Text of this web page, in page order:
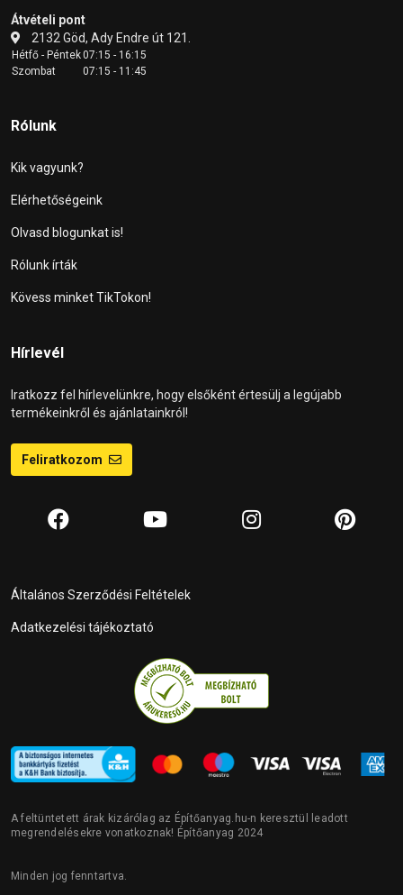
Átvételi pont
2132 Göd, Ady Endre út 121.
Hétfő - Péntek07:15 - 16:15
Szombat
07:15 - 11:45
Rólunk
Kik vagyunk?
Elérhetőségeink
Olvasd blogunkat is!
Rólunk írták
Kövess minket TikTokon!
Hírlevél
Iratkozz fel hírlevelünkre, hogy elsőként értesülj a legújabb
termékeinkről és ajánlatainkról!
Feliratkozom
Általános Szerződési Feltételek
Adatkezelési tájékoztató
A feltüntetett árak kizárólag az Építőanyag.hu-n keresztül leadott
megrendelésekre vonatkoznak! Építőanyag 2024
Minden jog fenntartva.